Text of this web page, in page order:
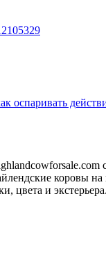
оспаривать
коровы
цвета и экстерьера.